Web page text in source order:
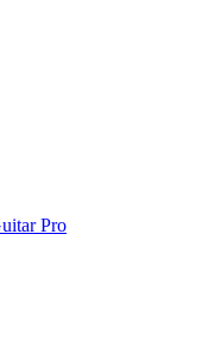
Pro